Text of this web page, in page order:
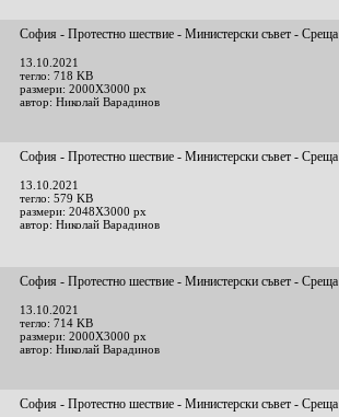
София - Протестно шествие - Министерски съвет - Среща
13.10.2021
тегло: 718 KB
размери: 2000X3000 px
автор: Николай Варадинов
София - Протестно шествие - Министерски съвет - Среща
13.10.2021
тегло: 579 KB
размери: 2048X3000 px
автор: Николай Варадинов
София - Протестно шествие - Министерски съвет - Среща
13.10.2021
тегло: 714 KB
размери: 2000X3000 px
автор: Николай Варадинов
София - Протестно шествие - Министерски съвет - Среща